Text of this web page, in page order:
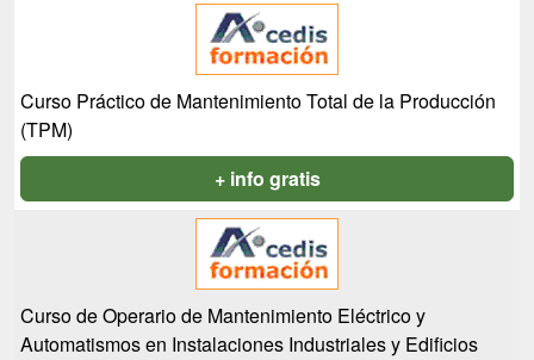
Curso Práctico de Mantenimiento Total de la Producción
(TPM)
+ info gratis
Curso de Operario de Mantenimiento Eléctrico y
Automatismos en Instalaciones Industriales y Edificios